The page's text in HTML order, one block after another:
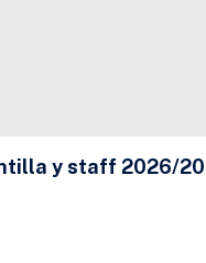
y staff 2026/